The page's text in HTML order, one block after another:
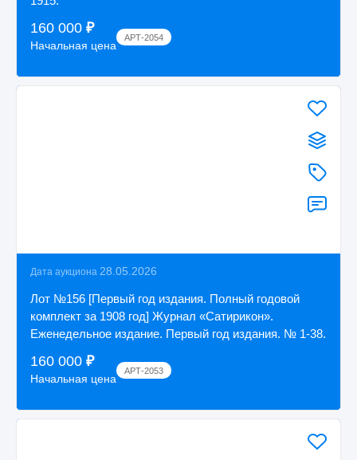
160 000 ₽
Начальная цена
АРТ-2054
Дата аукциона 28.05.2026
Лот №156 [Первый год издания. Полный годовой
комплект за 1908 год] Журнал «Сатирикон».
Еженедельное издание. Первый год издания. № 1-38.
160 000 ₽
Начальная цена
АРТ-2053